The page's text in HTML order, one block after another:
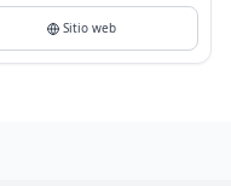
Sitio web